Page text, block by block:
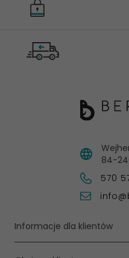
84-
570
Informacje dla klientów